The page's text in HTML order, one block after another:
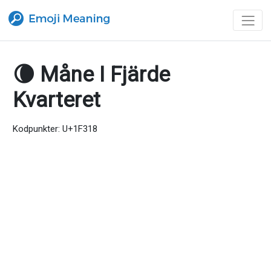
🌘 Måne I Fjärde
Kvarteret
Kodpunkter: U+1F318